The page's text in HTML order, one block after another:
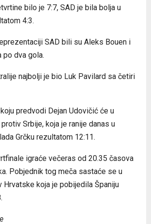
bilo je 7:7, SAD je bila bolja u
4:3.
SAD bili su Aleks Bouen i
po dva gola.
najbolji je bio Luk Pavilard sa četiri
predvodi Dejan Udovičić će u
Srbije, koja je ranije danas u
Grčku rezultatom 12:11.
igraće večeras od 20.35 časova
Pobjednik tog meča sastaće se u
Hrvatske koja je pobijedila Španiju